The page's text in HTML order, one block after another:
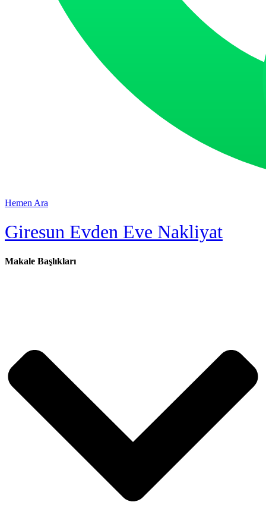
Hemen Ara
Giresun Evden Eve Nakliyat
Makale Başlıkları